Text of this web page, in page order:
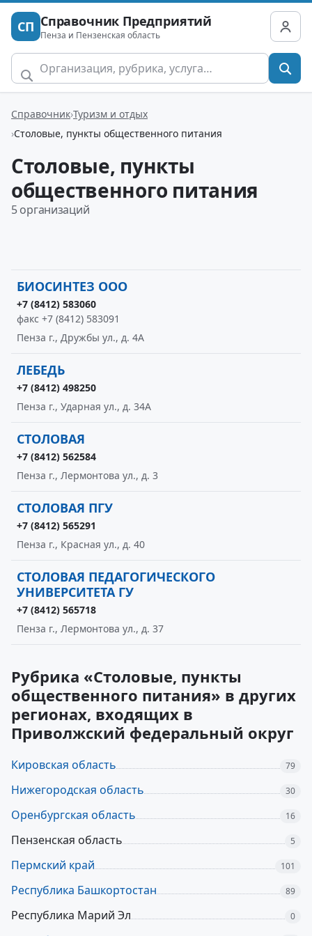
СП Справочник Предприятий
Пенза и Пензенская область
Справочник Туризм и отдых
Столовые, пункты общественного питания
Столовые, пункты
общественного питания
5 организаций
БИОСИНТЕЗ ООО
+7 (8412) 583060
факс +7 (8412) 583091
Пенза г., Дружбы ул., д. 4А
ЛЕБЕДЬ
+7 (8412) 498250
Пенза г., Ударная ул., д. 34А
СТОЛОВАЯ
+7 (8412) 562584
Пенза г., Лермонтова ул., д. 3
СТОЛОВАЯ ПГУ
+7 (8412) 565291
Пенза г., Красная ул., д. 40
СТОЛОВАЯ ПЕДАГОГИЧЕСКОГО
УНИВЕРСИТЕТА ГУ
+7 (8412) 565718
Пенза г., Лермонтова ул., д. 37
Рубрика «Столовые, пункты
общественного питания» в других
регионах, входящих в
Приволжский федеральный округ
Кировская область 79
Нижегородская область 30
Оренбургская область 16
Пензенская область 5
Пермский край 101
Республика Башкортостан 89
Республика Марий Эл 0